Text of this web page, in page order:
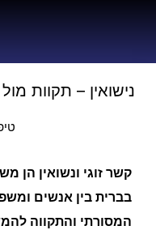
נישואין – תקוות
קשר זוגי ונשואין הן
בברית בין אנשים
המסורתי והתקווה